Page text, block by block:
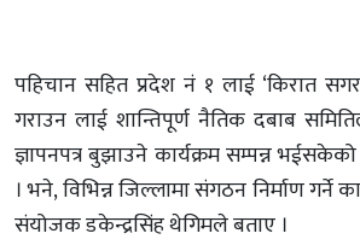
पहिचान सहित प्रदेश नं १ लाई ‘किरात
गराउन लाई शान्तिपूर्ण नैतिक दबाब
ज्ञापनपत्र बुझाउने कार्यक्रम सम्पन्न
। भने, विभिन्न जिल्लामा संगठन निर्माण गर्ने
संयोजक डकेन्द्रसिंह थेगिमले बताए ।